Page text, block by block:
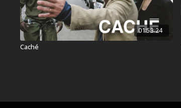
01:53:24
Caché